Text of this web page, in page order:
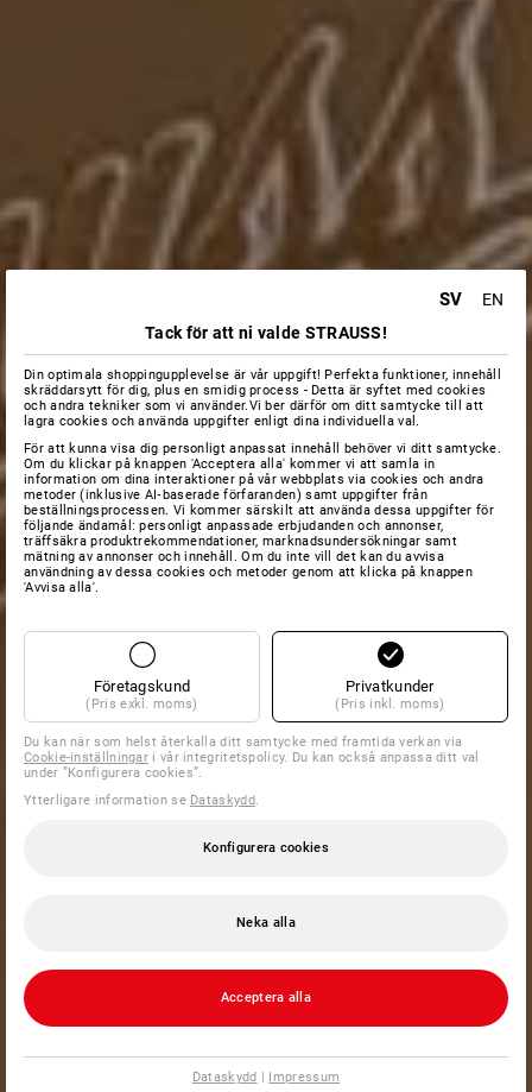
SV
EN
Tack för att ni valde STRAUSS!
Din optimala shoppingupplevelse är vår uppgift! Perfekta funktioner, innehåll
skräddarsytt för dig, plus en smidig process - Detta är syftet med cookies
och andra tekniker som vi använder.Vi ber därför om ditt samtycke till att
lagra cookies och använda uppgifter enligt dina individuella val.
För att kunna visa dig personligt anpassat innehåll behöver vi ditt samtycke.
Om du klickar på knappen 'Acceptera alla' kommer vi att samla in
information om dina interaktioner på vår webbplats via cookies och andra
metoder (inklusive AI‑baserade förfaranden) samt uppgifter från
beställningsprocessen. Vi kommer särskilt att använda dessa uppgifter för
följande ändamål: personligt anpassade erbjudanden och annonser,
träffsäkra produktrekommendationer, marknadsundersökningar samt
mätning av annonser och innehåll. Om du inte vill det kan du avvisa
användning av dessa cookies och metoder genom att klicka på knappen
'Avvisa alla'.
Företagskund
(Pris exkl. moms)
Privatkunder
(Pris inkl. moms)
Du kan när som helst återkalla ditt samtycke med framtida verkan via
Cookie-inställningar i vår integritetspolicy. Du kan också anpassa ditt val
under ”Konfigurera cookies”.
Ytterligare information se Dataskydd.
Konfigurera cookies
Neka alla
Acceptera alla
Dataskydd | Impressum